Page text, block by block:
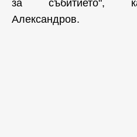
за събитието",
Александров.